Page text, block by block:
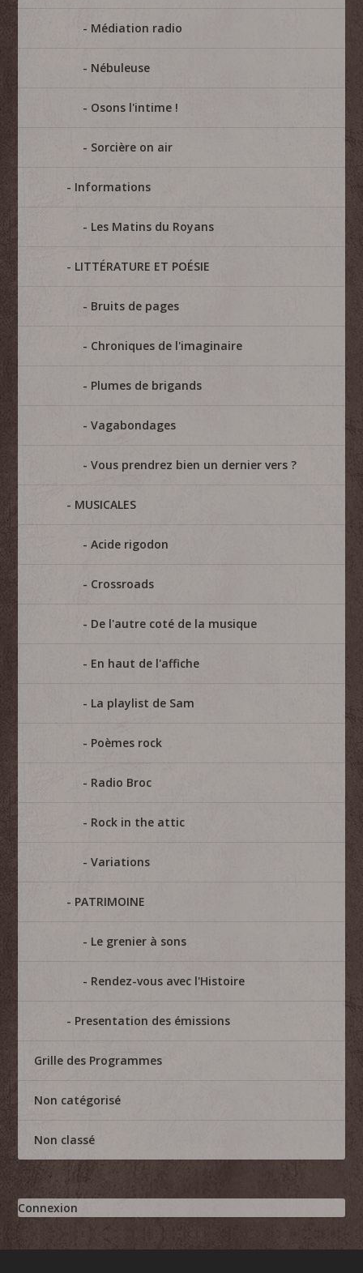
Médiation radio
Nébuleuse
Osons l'intime !
Sorcière on air
Informations
Les Matins du Royans
LITTÉRATURE ET POÉSIE
Bruits de pages
Chroniques de l'imaginaire
Plumes de brigands
Vagabondages
Vous prendrez bien un dernier vers ?
MUSICALES
Acide rigodon
Crossroads
De l'autre coté de la musique
En haut de l'affiche
La playlist de Sam
Poèmes rock
Radio Broc
Rock in the attic
Variations
PATRIMOINE
Le grenier à sons
Rendez-vous avec l'Histoire
Presentation des émissions
Grille des Programmes
Non catégorisé
Non classé
Connexion